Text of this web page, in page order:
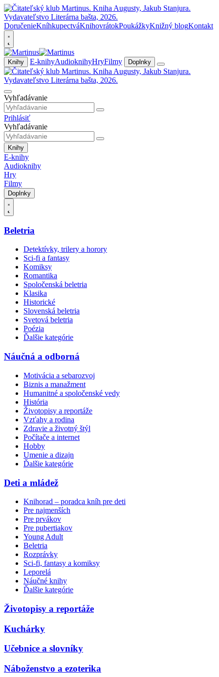
DoručenieKníhkupectváKnihovrátokPoukážkyKnižný blogKontakt
Knihy E-knihyAudioknihyHryFilmy Doplnky
Vyhľadávanie
Prihlásiť
Vyhľadávanie
Knihy
E-knihy
Audioknihy
Hry
Filmy
Doplnky
Beletria
Detektívky, trilery a horory
Sci-fi a fantasy
Komiksy
Romantika
Spoločenská beletria
Klasika
Historické
Slovenská beletria
Svetová beletria
Poézia
Ďalšie kategórie
Náučná a odborná
Motivácia a sebarozvoj
Biznis a manažment
Humanitné a spoločenské vedy
História
Životopisy a reportáže
Vzťahy a rodina
Zdravie a životný štýl
Počítače a internet
Hobby
Umenie a dizajn
Ďalšie kategórie
Deti a mládež
Knihorad – poradca kníh pre deti
Pre najmenších
Pre prvákov
Pre pubertiakov
Young Adult
Beletria
Rozprávky
Sci-fi, fantasy a komiksy
Leporelá
Náučné knihy
Ďalšie kategórie
Životopisy a reportáže
Kuchárky
Učebnice a slovníky
Náboženstvo a ezoterika